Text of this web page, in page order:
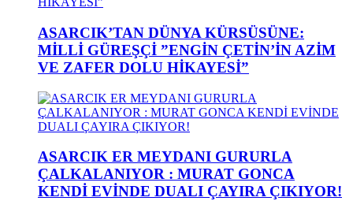
ASARCIK’TAN DÜNYA KÜRSÜSÜNE:
MİLLİ GÜREŞÇİ ”ENGİN ÇETİN’İN AZİM
VE ZAFER DOLU HİKAYESİ”
ASARCIK ER MEYDANI GURURLA
ÇALKALANIYOR : MURAT GONCA
KENDİ EVİNDE DUALI ÇAYIRA ÇIKIYOR!